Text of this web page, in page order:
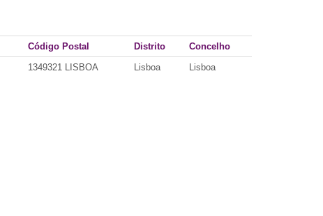
Código Postal Distrito
Concelho
1349321 LISBOA Lisboa Lisboa